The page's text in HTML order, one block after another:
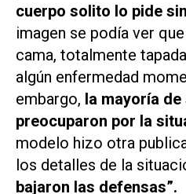
cuerpo solito lo pide
imagen se podía ver
cama, totalmente
algún enfermedad
embargo, la mayoría
preocuparon por la
modelo hizo otra
los detalles de la
bajaron las defensas”.